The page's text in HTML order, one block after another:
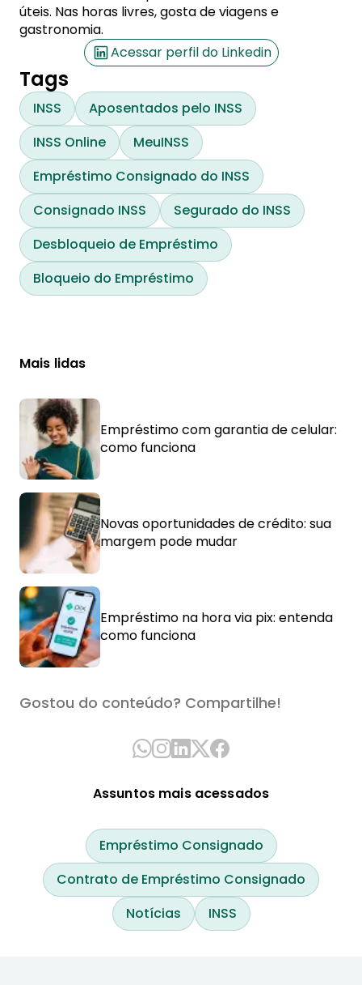
úteis. Nas horas livres, gosta de viagens e
gastronomia.
Acessar perfil do Linkedin
Tags
INSS
Aposentados pelo INSS
INSS Online
MeuINSS
Empréstimo Consignado do INSS
Consignado INSS
Segurado do INSS
Desbloqueio de Empréstimo
Bloqueio do Empréstimo
Mais lidas
Empréstimo com garantia de celular:
como funciona
Novas oportunidades de crédito: sua
margem pode mudar
Empréstimo na hora via pix: entenda
como funciona
Gostou do conteúdo? Compartilhe!
Assuntos mais acessados
Empréstimo Consignado
Contrato de Empréstimo Consignado
Notícias
INSS